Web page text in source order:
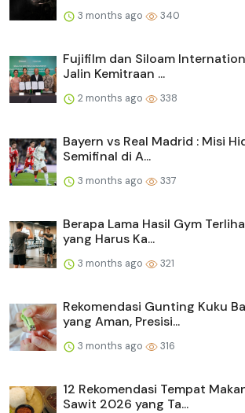
3 months ago 340
Fujifilm dan Siloam
Jalin Kemitraan ...
2 months ago 338
Bayern vs Real Madrid : Misi
Semifinal di A...
3 months ago 337
Berapa Lama Hasil Gym
yang Harus Ka...
3 months ago 321
Rekomendasi Gunting Kuku
yang Aman, Presisi...
3 months ago 316
12 Rekomendasi Tempat
Sawit 2026 yang Ta...